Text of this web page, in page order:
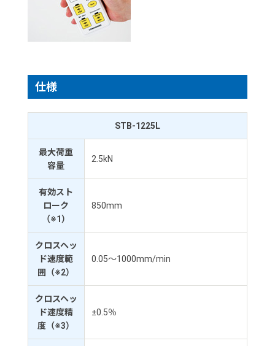
仕様
STB-1225L
最大荷重
容量
2.5kN
有効スト
ローク
（※1）
850mm
クロスヘッ
ド速度範
囲（※2）
0.05～1000mm/min
クロスヘッ
ド速度精
度（※3）
±0.5％